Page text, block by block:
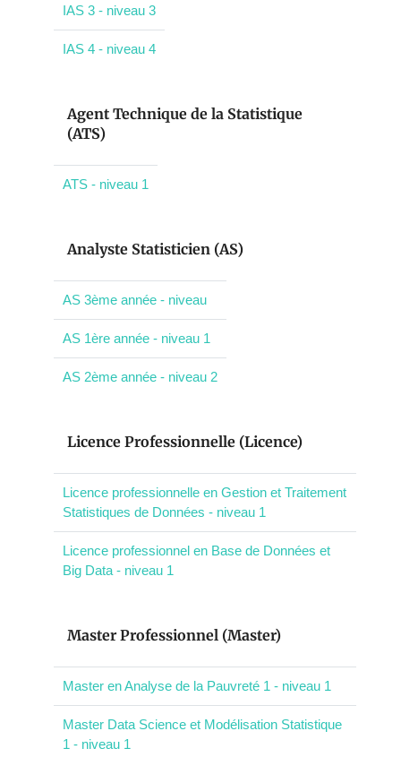
IAS 3 - niveau 3
IAS 4 - niveau 4
Agent Technique de la Statistique
(ATS)
ATS - niveau 1
Analyste Statisticien (AS)
AS 3ème année - niveau
AS 1ère année - niveau 1
AS 2ème année - niveau 2
Licence Professionnelle (Licence)
Licence professionnelle en Gestion et Traitement
Statistiques de Données - niveau 1
Licence professionnel en Base de Données et
Big Data - niveau 1
Master Professionnel (Master)
Master en Analyse de la Pauvreté 1 - niveau 1
Master Data Science et Modélisation Statistique
1 - niveau 1